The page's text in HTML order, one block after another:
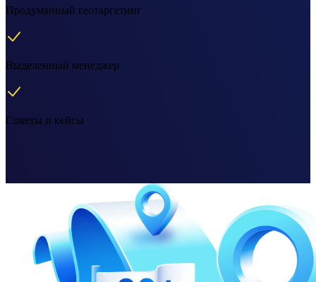
Продуманный геотаргетинг
Выделенный менеджер
Советы и кейсы